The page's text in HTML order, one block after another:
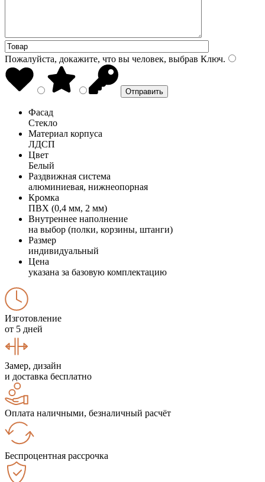
Пожалуйста, докажите, что вы человек, выбрав Ключ.
Фасад
Стекло
Материал корпуса
ЛДСП
Цвет
Белый
Раздвижная система
алюминиевая, нижнеопорная
Кромка
ПВХ (0,4 мм, 2 мм)
Внутреннее наполнение
на выбор (полки, корзины, штанги)
Размер
индивидуальный
Цена
указана за базовую комплектацию
Изготовление
от 5 дней
Замер, дизайн
и доставка бесплатно
Оплата наличными, безналичный расчёт
Беспроцентная рассрочка